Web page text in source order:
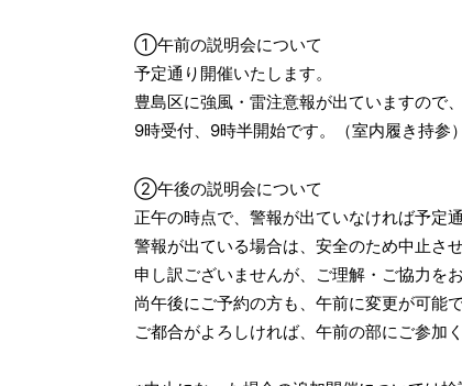
①午前の説明会について
予定通り開催いたします。
豊島区に強風・雷注意報が出ていますので
9時受付、9時半開始です。（室内履き持参）
②午後の説明会について
正午の時点で、警報が出ていなければ予定
警報が出ている場合は、安全のため中止さ
申し訳ございませんが、ご理解・ご協力をお
尚午後にご予約の方も、午前に変更が可能で
ご都合がよろしければ、午前の部にご参加く